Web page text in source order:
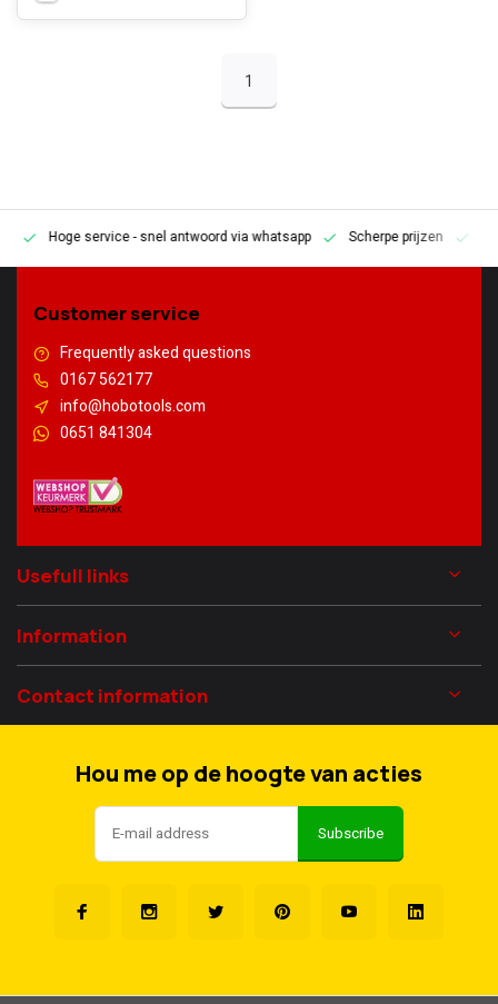
1
Hoge service- snel antwoord via whatsapp Scherpe prijzen
Customer service
Frequently asked questions
0167 562177
info@hobotools.com
0651 841304
Usefull links
Information
Contact information
Hou me op de hoogte van acties
Subscribe